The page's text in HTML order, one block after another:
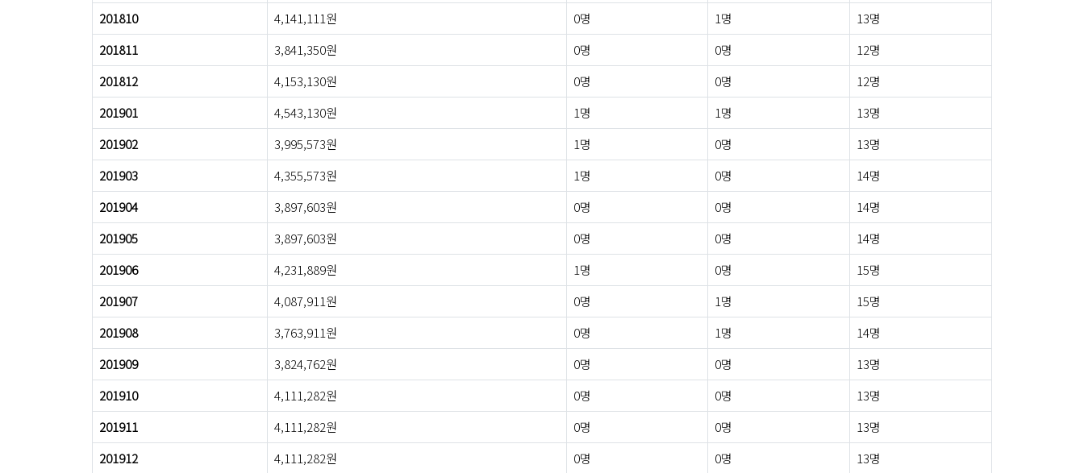
201810
4,141,111원 0명 1명
13명
201811
3,841,350원 0명 0명
12명
201812
4,153,130원 0명 0명
12명
201901
4,543,130원 1명 1명
13명
201902
3,995,573원 1명 0명
13명
201903
4,355,573원 1명 0명
14명
201904
3,897,603원 0명 0명
14명
201905
3,897,603원 0명 0명
14명
201906
4,231,889원 1명 0명
15명
201907
4,087,911원 0명 1명
15명
201908
3,763,911원 0명 1명
14명
201909
3,824,762원 0명 0명
13명
201910
4,111,282원 0명 0명
13명
201911
4,111,282원 0명 0명
13명
201912
4,111,282원 0명 0명
13명